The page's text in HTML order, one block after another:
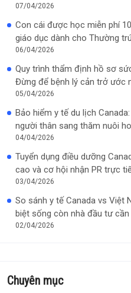
07/04/2026
Con cái được học miễn phí
giáo dục dành cho Thường
06/04/2026
Quy trình thẩm định hồ sơ
Đừng để bệnh lý cản trở ước
05/04/2026
Bảo hiểm y tế du lịch
người thân sang thăm nuôi
04/04/2026
Tuyển dụng điều dưỡng
cao và cơ hội nhận PR trực
03/04/2026
So sánh y tế Canada vs Việt
biệt sống còn nhà đầu tư cần
02/04/2026
Chuyên mục